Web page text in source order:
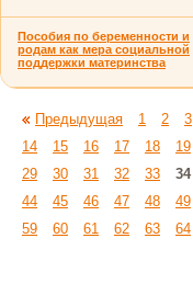
Пособия по беременности и
родам как мера социальной
поддержки материнства
Предыдущая 1 2 3
14
15 16 17 18 19
29
30 31 32 33 34
44
45 46 47 48 49
59
60 61 62 63 64